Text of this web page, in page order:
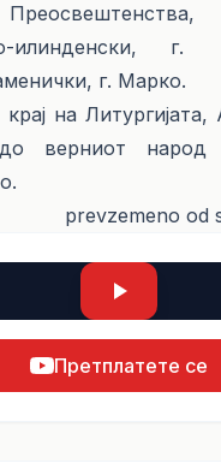
илинденски,
г. Марко.
на Литургијата,
верниот народ
prevzemeno od
Претплатете се